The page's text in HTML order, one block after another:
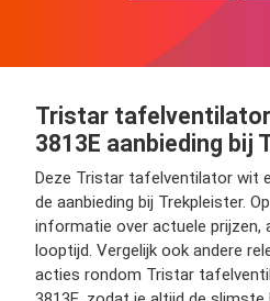
Tristar
3813E aanbieding bij
Deze Tristar tafelventilator wit
de aanbieding bij Trekpleister.
informatie over actuele prijzen,
looptijd. Vergelijk ook andere
acties rondom Tristar